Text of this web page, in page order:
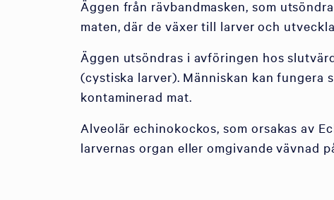
Äggen från rävbandmasken, som
maten, där de växer till larver och
Äggen utsöndras i avföringen hos
(cystiska larver). Människan kan fungera
kontaminerad mat.
Alveolär echinokockos, som orsakas av
larvernas organ eller omgivande vävnad